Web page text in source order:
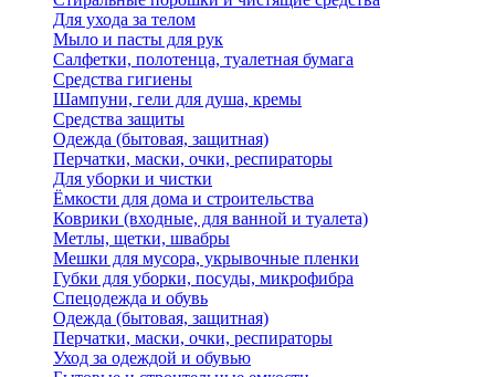
Для ухода за телом
Мыло и пасты для рук
Салфетки, полотенца, туалетная бумага
Средства гигиены
Шампуни, гели для душа, кремы
Средства защиты
Одежда (бытовая, защитная)
Перчатки, маски, очки, респираторы
Для уборки и чистки
Ёмкости для дома и строительства
Коврики (входные, для ванной и туалета)
Метлы, щетки, швабры
Мешки для мусора, укрывочные пленки
Губки для уборки, посуды, микрофибра
Спецодежда и обувь
Одежда (бытовая, защитная)
Перчатки, маски, очки, респираторы
Уход за одеждой и обувью